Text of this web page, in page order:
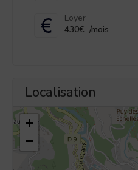
Loyer
430€ /mois
Localisation
+
−